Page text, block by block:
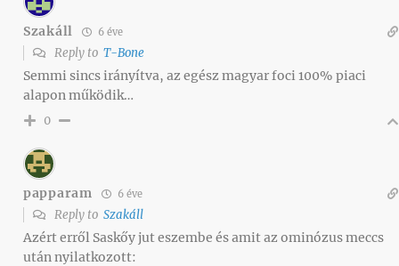
Szakáll 6 éve
Reply to T-Bone
Semmi sincs irányítva, az egész magyar foci 100% piaci
alapon működik…
0
papparam 6 éve
Reply to Szakáll
Azért erről Saskőy jut eszembe és amit az ominózus meccs
után nyilatkozott: